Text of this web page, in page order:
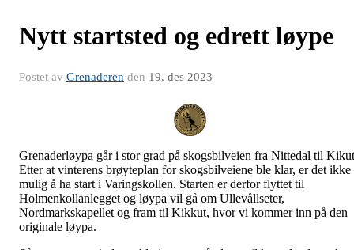
Nytt startsted og edrett løype
Postet av Grenaderen den 19. des 2023
Grenaderløypa går i stor grad på skogsbilveien fra Nittedal til
Etter at vinterens brøyteplan for skogsbilveiene ble klar, er det ikke
mulig å ha start i Varingskollen. Starten er derfor flyttet til
Holmenkollanlegget og løypa vil gå om Ullevållseter,
Nordmarkskapellet og fram til Kikkut, hvor vi kommer inn på den
originale løypa.